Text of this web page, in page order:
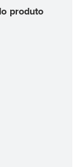
produto